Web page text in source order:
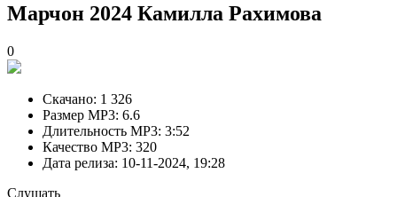
Марчон 2024 Камилла Рахимова
0
Скачано: 1 326
Размер MP3: 6.6
Длительность MP3: 3:52
Качество MP3: 320
Дата релиза: 10-11-2024, 19:28
Слушать